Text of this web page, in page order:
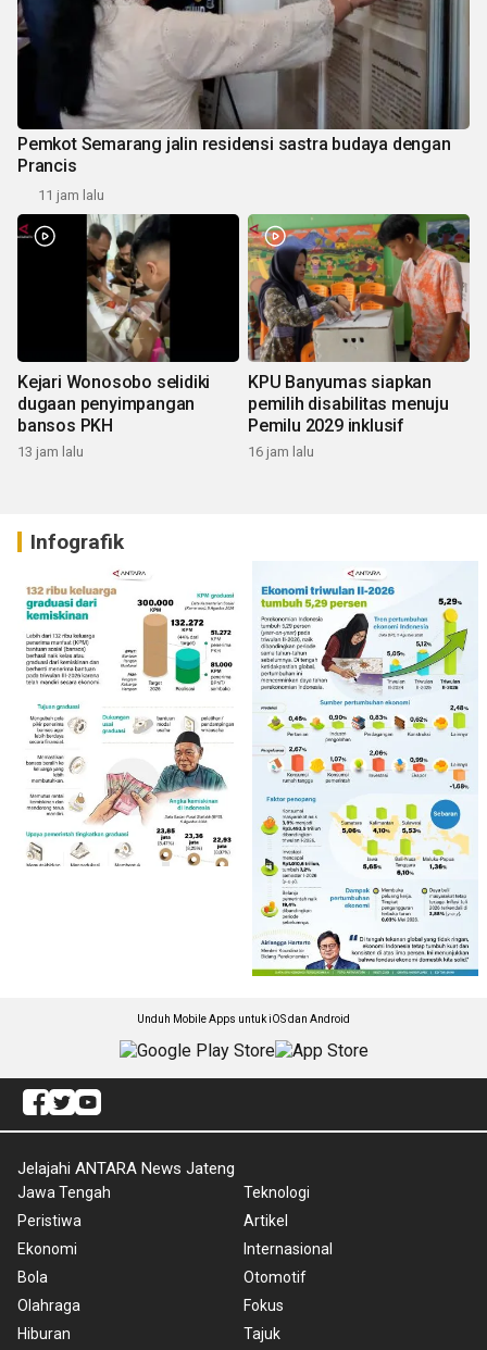
Pemkot Semarang jalin residensi sastra budaya dengan
Prancis
11 jam lalu
Kejari Wonosobo selidiki
dugaan penyimpangan
bansos PKH
13 jam lalu
KPU Banyumas siapkan
pemilih disabilitas menuju
Pemilu 2029 inklusif
16 jam lalu
Infografik
Unduh Mobile Apps untuk iOS dan Android
Jelajahi ANTARA News Jateng
Jawa Tengah
Peristiwa
Ekonomi
Bola
Olahraga
Hiburan
Teknologi
Artikel
Internasional
Otomotif
Fokus
Tajuk